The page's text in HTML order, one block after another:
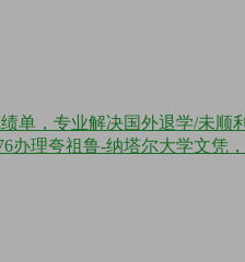
单，专业解决国外退学/未
办理夸祖鲁-纳塔尔大学文凭，